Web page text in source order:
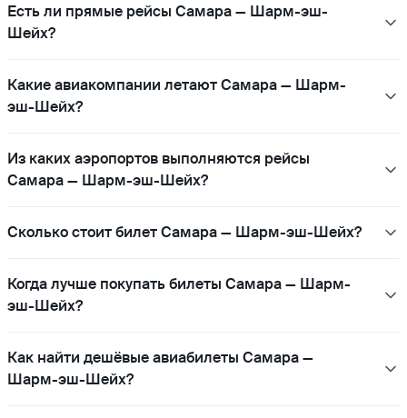
Есть ли прямые рейсы Самара — Шарм-эш-
Шейх?
Какие авиакомпании летают Самара — Шарм-
эш-Шейх?
Из каких аэропортов выполняются рейсы
Самара — Шарм-эш-Шейх?
Сколько стоит билет Самара — Шарм-эш-Шейх?
Когда лучше покупать билеты Самара — Шарм-
эш-Шейх?
Как найти дешёвые авиабилеты Самара —
Шарм-эш-Шейх?